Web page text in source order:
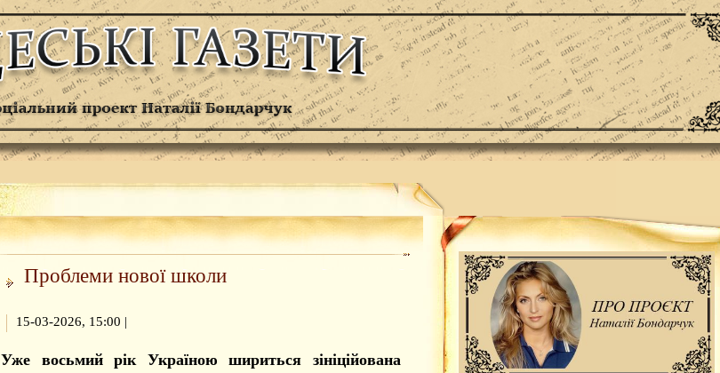
Проблеми нової школи
15-03-2026, 15:00 |
Уже восьмий рік Україною шириться зініційована